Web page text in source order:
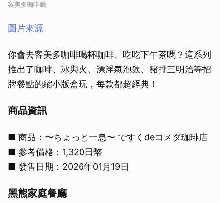
客美多咖啡廳
圖片來源
你會去客美多咖啡喝杯咖啡、吃吃下午茶嗎？這系列
推出了咖啡、冰與火、漂浮氣泡飲、豬排三明治等招
牌餐點的縮小版盒玩，每款都超經典！
商品資訊
■ 商品：〜ちょっと一息〜 ですくdeコメダ珈琲店
■ 參考價格：1,320日幣
■ 發售日期：2026年01月19日
黑熊家庭餐廳